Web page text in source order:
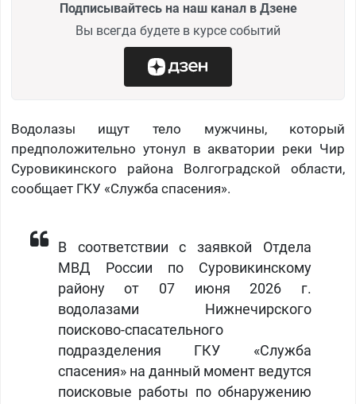
Подписывайтесь на наш канал в Дзене
Вы всегда будете в курсе событий
Водолазы ищут тело мужчины, который
предположительно утонул в акватории реки Чир
Суровикинского района Волгоградской области,
сообщает ГКУ «Служба спасения».
В соответствии с заявкой Отдела
МВД России по Суровикинскому
району от 07 июня 2026 г.
водолазами Нижнечирского
поисково-спасательного
подразделения ГКУ «Служба
спасения» на данный момент ведутся
поисковые работы по обнаружению